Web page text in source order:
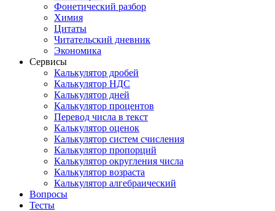
Фонетический разбор
Химия
Цитаты
Читательский дневник
Экономика
Сервисы
Калькулятор дробей
Калькулятор НДС
Калькулятор дней
Калькулятор процентов
Перевод числа в текст
Калькулятор оценок
Калькулятор систем счисления
Калькулятор пропорций
Калькулятор округления числа
Калькулятор возраста
Калькулятор алгебраический
Вопросы
Тесты